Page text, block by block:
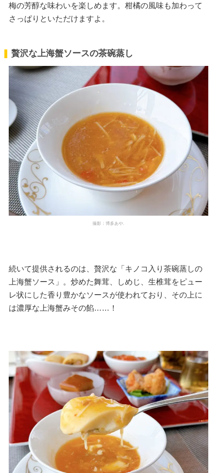
梅の芳醇な味わいを楽しめます。柑橘の風味も加わって
さっぱりといただけますよ。
贅沢な上海蟹ソースの茶碗蒸し
撮影：博多あや.
続いて提供されるのは、贅沢な「キノコ入り茶碗蒸しの
上海蟹ソース」。炒めた舞茸、しめじ、生椎茸をピュー
レ状にした香り豊かなソースが使われており、その上に
は濃厚な上海蟹みその餡……！